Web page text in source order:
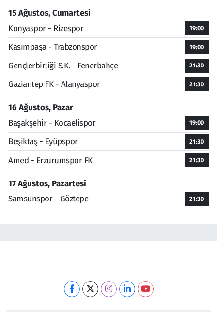
15 Ağustos, Cumartesi
Konyaspor - Rizespor
19:00
Kasımpaşa - Trabzonspor 19:00
Gençlerbirliği S.K. - Fenerbahçe 21:30
Gaziantep FK - Alanyaspor 21:30
16 Ağustos, Pazar
Başakşehir - Kocaelispor
19:00
Beşiktaş - Eyüpspor 21:30
Amed - Erzurumspor FK 21:30
17 Ağustos, Pazartesi
Samsunspor - Göztepe
21:30